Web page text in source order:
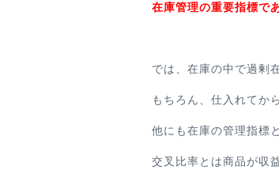
在庫管理の重要指標で
では、在庫の中で過剰
もちろん、仕入れてか
他にも在庫の管理指標
交叉比率とは商品が収